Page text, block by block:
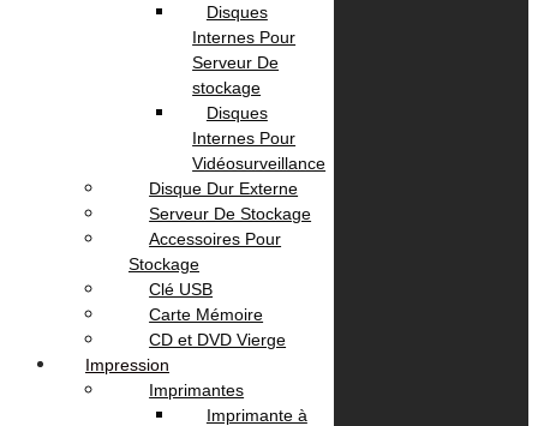
Instagram
Informations
Localisation
Contactez Nous
politique de confidentialité
Nos Services
Service Client
Livraison
Disques
Internes Pour
Serveur De
stockage
Disques
Internes Pour
Vidéosurveillance
Disque Dur Externe
Serveur De Stockage
Accessoires Pour
Stockage
Clé USB
Carte Mémoire
CD et DVD Vierge
Impression
Imprimantes
Imprimante à